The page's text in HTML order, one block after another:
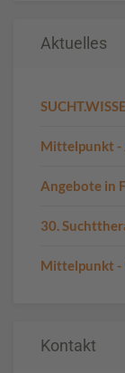
Aktuelles
Mittelpunkt -
Angebote in
30.
Mittelpunkt -
Kontakt